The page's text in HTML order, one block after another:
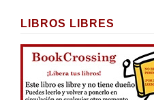
LIBROS LIBRES